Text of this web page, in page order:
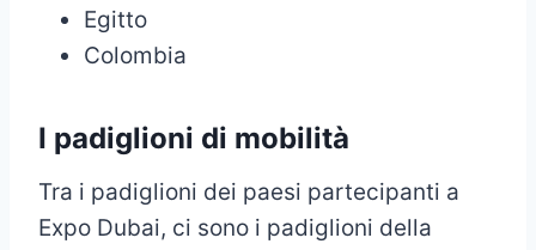
Egitto
Colombia
I padiglioni di mobilità
Tra i padiglioni dei paesi partecipanti a
Expo Dubai, ci sono i padiglioni della